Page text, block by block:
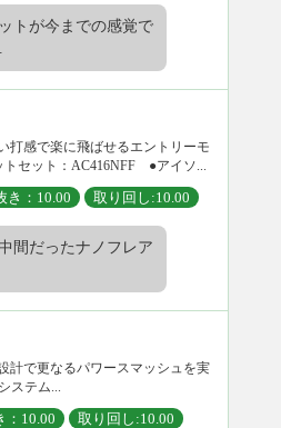
トが今までの感覚で
打感で楽に飛ばせるエントリーモ
セット：AC416NFF ●アイソ...
き：10.00 取り回し:10.00
間だったナノフレア
計で更なるパワースマッシュを実
ステム...
：10.00 取り回し:10.00